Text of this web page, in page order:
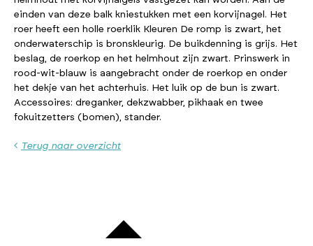
einden van deze balk kniestukken met een korvijnagel. Het
roer heeft een holle roerklik Kleuren De romp is zwart, het
onderwaterschip is bronskleurig. De buikdenning is grijs. Het
beslag, de roerkop en het helmhout zijn zwart. Prinswerk in
rood-wit-blauw is aangebracht onder de roerkop en onder
het dekje van het achterhuis. Het luik op de bun is zwart.
Accessoires: dreganker, dekzwabber, pikhaak en twee
fokuitzetters (bomen), stander.
Terug naar overzicht